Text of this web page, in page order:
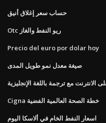
حساب سعر إغلاق أنيق
Otc ريو النفط والغاز
Precio del euro por dolar hoy
صيغة معدل نمو طويل المدى
مع ترجمة باللغة الإنجليزية
Cigna خطة الصحة العالمية الفضية
اسعار النفط الخام في ألاسكا اليوم